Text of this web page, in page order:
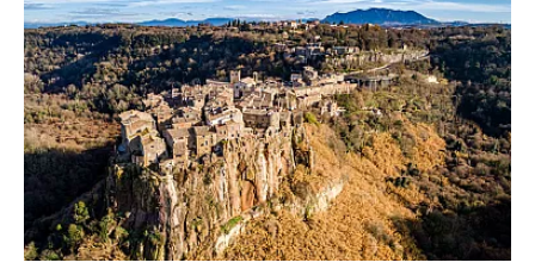
Interviste
Territori
Prodotti
Answer
Newsletter